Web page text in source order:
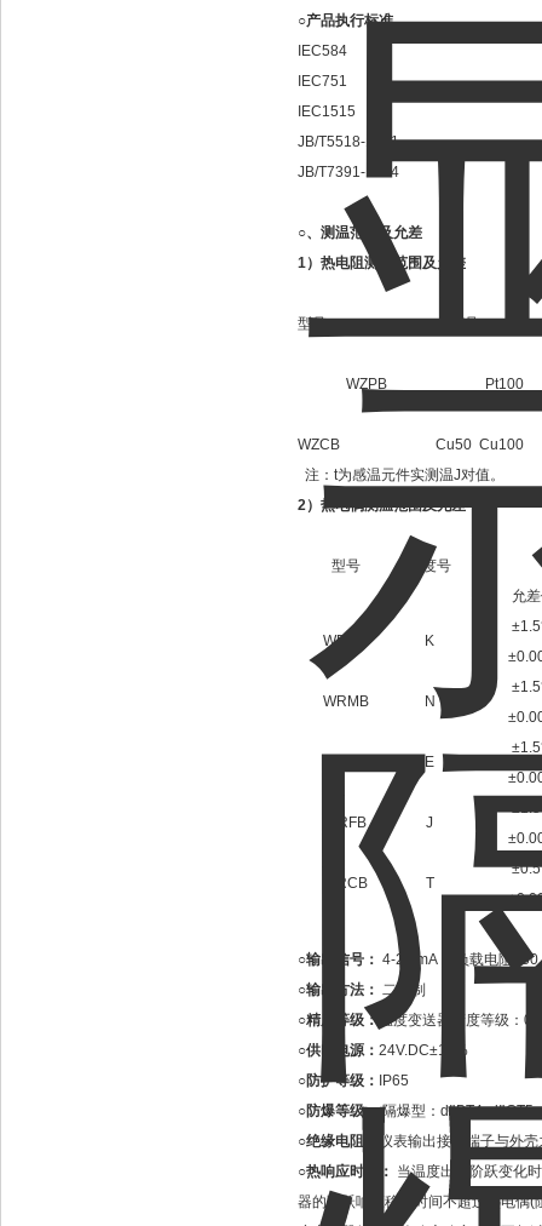
○产品执行标准
IEC584
IEC751
IEC1515
JB/T5518-1991
JB/T7391-1994
○、测温范围及允差
1）热电阻测温范围及允差
型号 分度号
WZPB Pt100
WZCB
Cu50 Cu100
注：t为感温元件实测温J对值。
2）热电偶测温范围及允差
型号
分度号
允
WRNB K
WRMB N
E
WRFB J
WRCB T
○输出信号： 4-20 mA ，负载电阻
○输出方法： 二线制
○精度等级：
温度变送器精度等级：
○供电电源： 24V.DC±10℅
○防护等级：
IP65
○防爆等级：隔爆型：dⅡBT4 dⅡCT5
○绝缘电阻：
仪表输出接线端子与外
○热响应时间： 当温度出现阶跃变化
器的阶跃响应稳定时间不超过热电偶